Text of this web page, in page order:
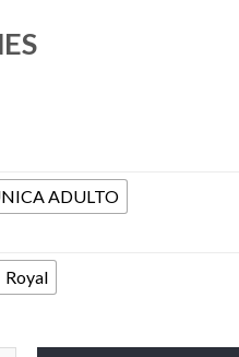
ADULTO
Royal